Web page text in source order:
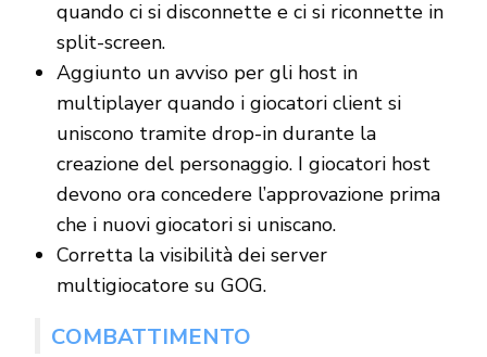
quando ci si disconnette e ci si riconnette in
split-screen.
Aggiunto un avviso per gli host in
multiplayer quando i giocatori client si
uniscono tramite drop-in durante la
creazione del personaggio. I giocatori host
devono ora concedere l’approvazione prima
che i nuovi giocatori si uniscano.
Corretta la visibilità dei server
multigiocatore su GOG.
COMBATTIMENTO